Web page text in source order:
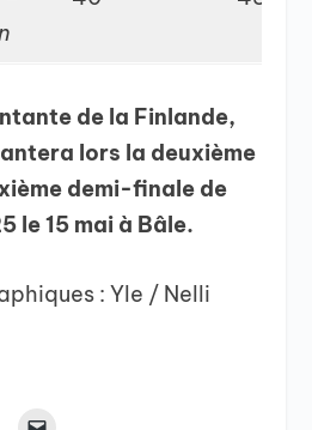
de la Finlande,
lors la deuxième
demi-finale de
le 15 mai à Bâle.
: Yle / Nelli